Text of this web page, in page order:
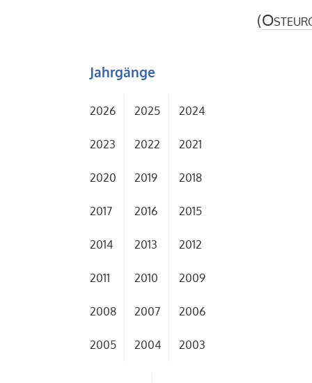
(
Jahrgänge
2026 2025 2024
2023 2022 2021
2020 2019 2018
2017 2016 2015
2014 2013 2012
2011 2010 2009
2008 2007 2006
2005 2004 2003